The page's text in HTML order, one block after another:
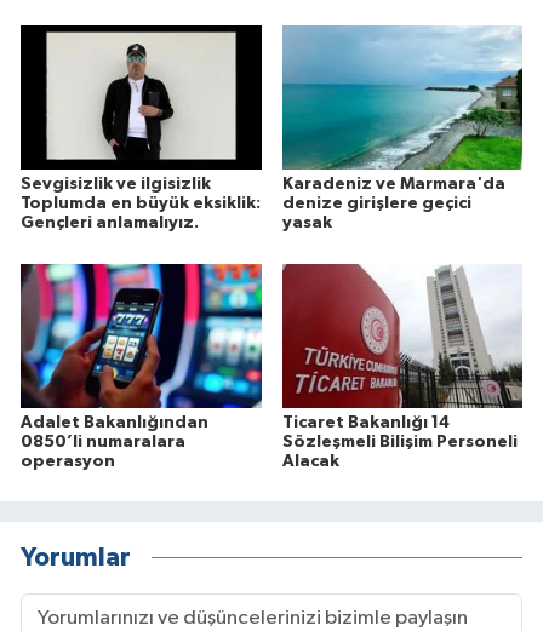
Sevgisizlik ve ilgisizlik
Toplumda en büyük eksiklik:
Gençleri anlamalıyız.
Karadeniz ve Marmara'da
denize girişlere geçici
yasak
Adalet Bakanlığından
0850’li numaralara
operasyon
Ticaret Bakanlığı 14
Sözleşmeli Bilişim Personeli
Alacak
Yorumlar